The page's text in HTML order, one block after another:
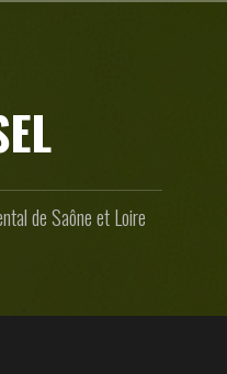
de Saône et Loire